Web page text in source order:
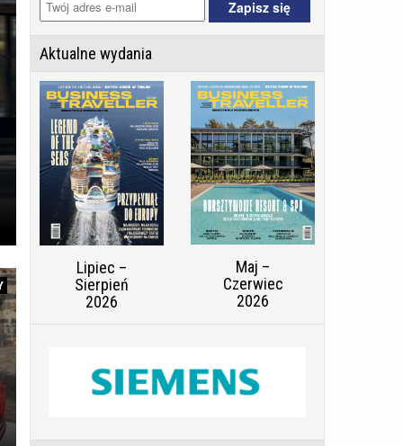
Aktualne wydania
Lipiec –
Sierpień
2026
Maj –
Czerwiec
2026